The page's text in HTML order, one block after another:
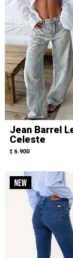
Jean Barrel
Celeste
$ 6.900